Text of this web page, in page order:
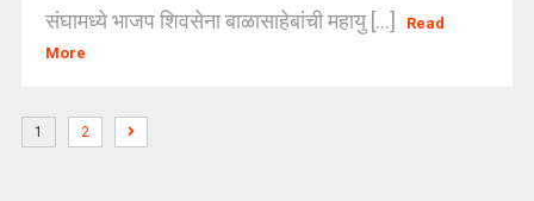
संघामध्ये भाजप शिवसेना बाळासाहेबांची महायु [...]
Read
More
1 2